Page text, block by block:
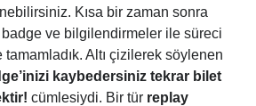
Kısa bir zaman sonra
badge ve bilgilendirmeler ile süreci
Altı çizilerek söylenen
kaybedersiniz tekrar bilet
cümlesiydi. Bir tür replay